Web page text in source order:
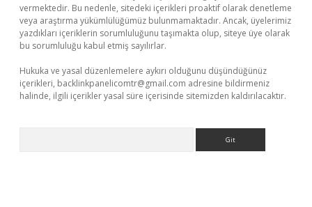
vermektedir. Bu nedenle, sitedeki içerikleri proaktif olarak denetleme
veya araştırma yükümlülüğümüz bulunmamaktadır. Ancak, üyelerimiz
yazdıkları içeriklerin sorumluluğunu taşımakta olup, siteye üye olarak
bu sorumluluğu kabul etmiş sayılırlar.
Hukuka ve yasal düzenlemelere aykırı olduğunu düşündüğünüz
içerikleri, backlinkpanelicomtr@gmail.com adresine bildirmeniz
halinde, ilgili içerikler yasal süre içerisinde sitemizden kaldırılacaktır.